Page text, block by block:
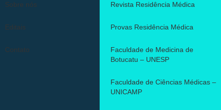
Sobre nós
Editais
Contato
Revista Residência Médica
Provas Residência Médica
Faculdade de Medicina de
Botucatu – UNESP
Faculdade de Ciências Médicas –
UNICAMP